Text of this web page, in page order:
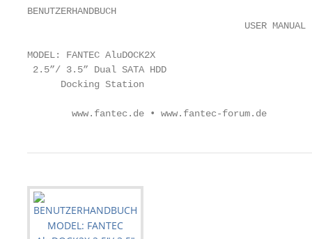
BENUTZERHANDBUCH
USER MANUAL
MODEL: FANTEC AluDOCK2X
2.5”/ 3.5” Dual SATA HDD
      Docking Station
        www.fantec.de • www.fantec-forum.de